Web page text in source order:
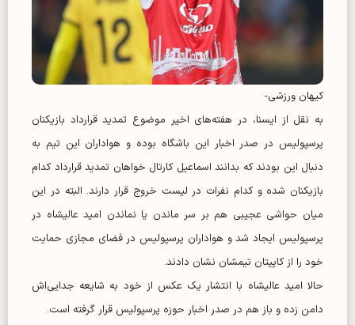
کیهان ورزشی-
به نقل از ایسنا، در هفته‌های اخیر موضوع تمدید قرارداد بازیکنان
پرسپولیس در صدر اخبار این باشگاه بوده و هواداران این تیم به
دنبال این بودند که بدانند اسماعیل کارتال خواهان تمدید قرارداد کدام
بازیکنان شده و کدام نفرات در لیست خروج قرار دارند. البته در این
میان حواشی عجیبی هم بر سر ماندن یا نماندن امید عالیشاه در
پرسپولیس ایجاد شد و هواداران پرسپولیس در فضای مجازی حمایت
خود را از کاپیتان تیمشان نشان دادند.
حالا امید عالیشاه با انتشار یک عکس از خود به شایعه جدایی‌اش
دامن زده و باز هم در صدر اخبار حوزه پرسپولیس قرار گرفته است.